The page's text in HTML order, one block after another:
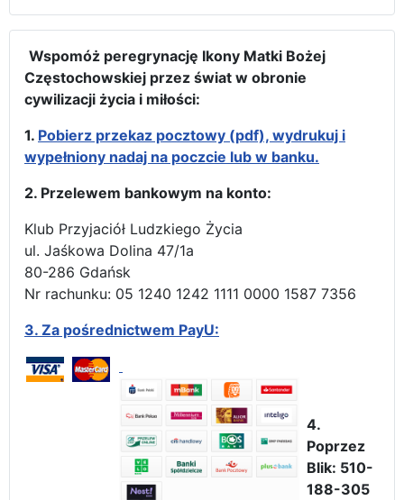
Wspomóż peregrynację Ikony Matki Bożej
Częstochowskiej przez świat w obronie
cywilizacji życia i miłości:
1. Pobierz przekaz pocztowy (pdf), wydrukuj i
wypełniony nadaj na poczcie lub w banku.
2. Przelewem bankowym na konto:
Klub Przyjaciół Ludzkiego Życia
ul. Jaśkowa Dolina 47/1a
80-286 Gdańsk
Nr rachunku: 05 1240 1242 1111 0000 1587 7356
3. Za pośrednictwem PayU:
4.
Poprzez
Blik: 510-
188-305